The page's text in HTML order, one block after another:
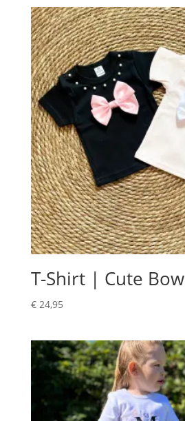
T-Shirt | Cute Bow
€24,95